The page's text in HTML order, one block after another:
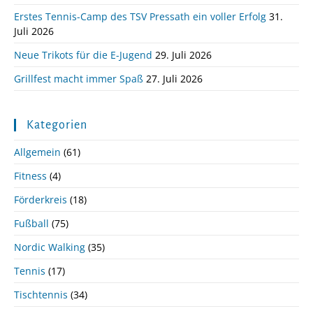
Erstes Tennis-Camp des TSV Pressath ein voller Erfolg 31.
Juli 2026
Neue Trikots für die E-Jugend 29. Juli 2026
Grillfest macht immer Spaß 27. Juli 2026
Kategorien
Allgemein (61)
Fitness (4)
Förderkreis (18)
Fußball (75)
Nordic Walking (35)
Tennis (17)
Tischtennis (34)